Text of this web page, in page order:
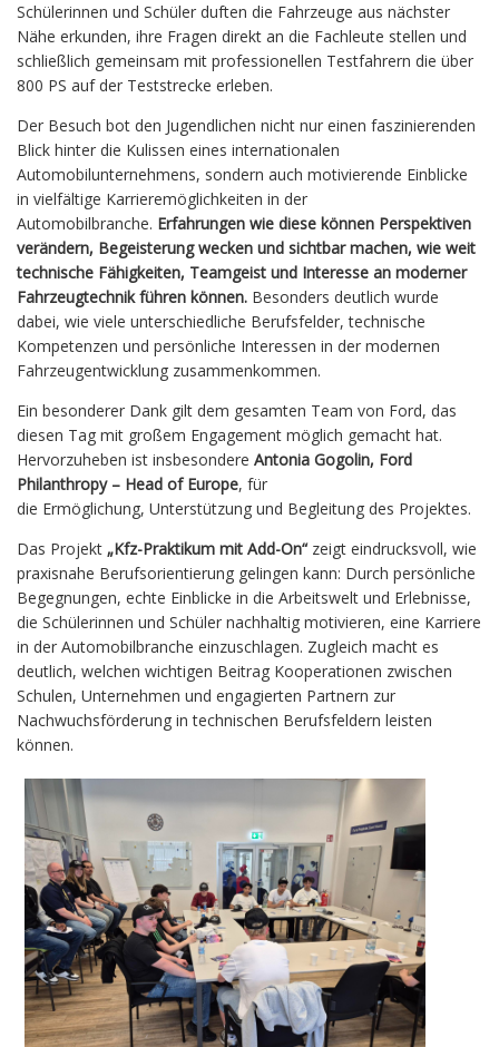
Schülerinnen und Schüler duften die Fahrzeuge aus nächster
Nähe erkunden, ihre Fragen direkt an die Fachleute stellen und
schließlich gemeinsam mit professionellen Testfahrern die über
800 PS auf der Teststrecke erleben.
Der Besuch bot den Jugendlichen nicht nur einen faszinierenden
Blick hinter die Kulissen eines internationalen
Automobilunternehmens, sondern auch motivierende Einblicke
in vielfältige Karrieremöglichkeiten in der
Automobilbranche. Erfahrungen wie diese können Perspektiven
verändern, Begeisterung wecken und sichtbar machen, wie weit
technische Fähigkeiten, Teamgeist und Interesse an moderner
Fahrzeugtechnik führen können. Besonders deutlich wurde
dabei, wie viele unterschiedliche Berufsfelder, technische
Kompetenzen und persönliche Interessen in der modernen
Fahrzeugentwicklung zusammenkommen.
Ein besonderer Dank gilt dem gesamten Team von Ford, das
diesen Tag mit großem Engagement möglich gemacht hat.
Hervorzuheben ist insbesondere Antonia Gogolin, Ford
Philanthropy – Head of Europe, für
die Ermöglichung, Unterstützung und Begleitung des Projektes.
Das Projekt „Kfz-Praktikum mit Add-On“zeigt eindrucksvoll, wie
praxisnahe Berufsorientierung gelingen kann: Durch persönliche
Begegnungen, echte Einblicke in die Arbeitswelt und Erlebnisse,
die Schülerinnen und Schüler nachhaltig motivieren, eine Karriere
in der Automobilbranche einzuschlagen. Zugleich macht es
deutlich, welchen wichtigen Beitrag Kooperationen zwischen
Schulen, Unternehmen und engagierten Partnern zur
Nachwuchsförderung in technischen Berufsfeldern leisten
können.